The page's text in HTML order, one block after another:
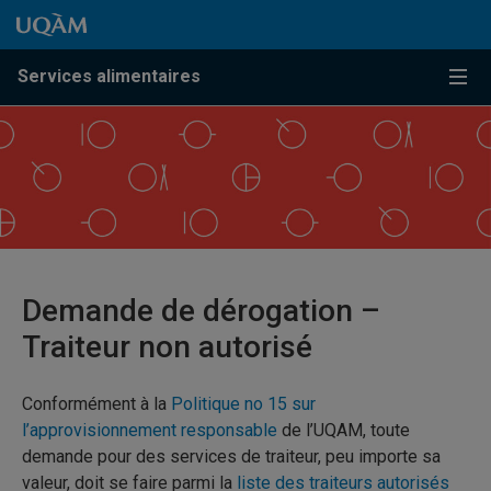
Passer au contenu
Accéder au menu principal
Accéder à la recherche
Passer au contenu
Accéder au menu principal
Services alimentaires
Demande de dérogation –
Traiteur non autorisé
Conformément à la Politique no 15 sur
l’approvisionnement responsable de l’UQAM, toute
demande pour des services de traiteur, peu importe sa
valeur, doit se faire parmi la liste des traiteurs autorisés